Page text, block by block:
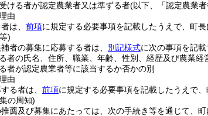
ける者が認定農業者又は準ずる者(以下、「認定農業
由
は、 前項に規定する必要事項を記載したうえで、町長
)
者の募集に応募する者は、 別記様式に次の事項を記載
者の氏名、住所、職業、年齢、性別、経歴及び農業経
者が認定農業者等に該当するか否かの別
由
る者は、 前項に規定する必要事項を記載したうえで、
の周知)
薦及び募集にあたっては、次の手続き等を通じて、